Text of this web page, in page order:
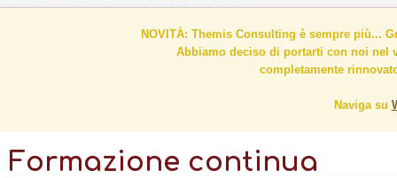
NOVITÀ: Themis Consulting è sempre più...
Abbiamo deciso di portarti con noi nel
completamente
Naviga su
Formazione continua